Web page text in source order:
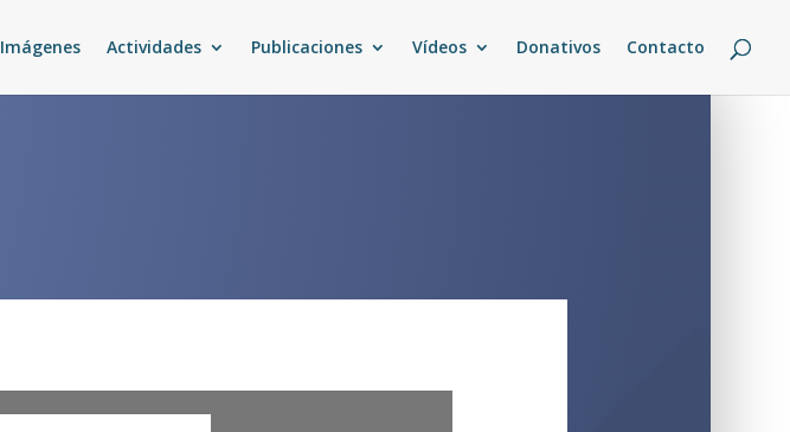
Imágenes Actividades Publicaciones Vídeos Donativos Contacto